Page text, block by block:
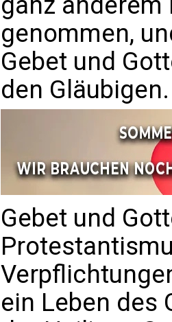
genommen,
Gebet und
den Gläubigen.
Gebet und
ein Leben des